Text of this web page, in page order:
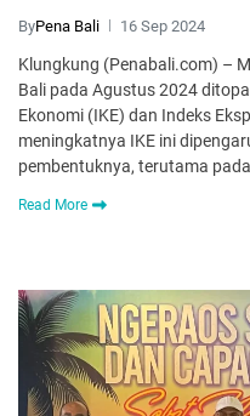
ByPena Bali 16 Sep 2024
Klungkung (Penabali.com) –
Bali pada Agustus 2024
Ekonomi (IKE) dan Indeks
meningkatnya IKE ini
pembentuknya, terutama
Read More